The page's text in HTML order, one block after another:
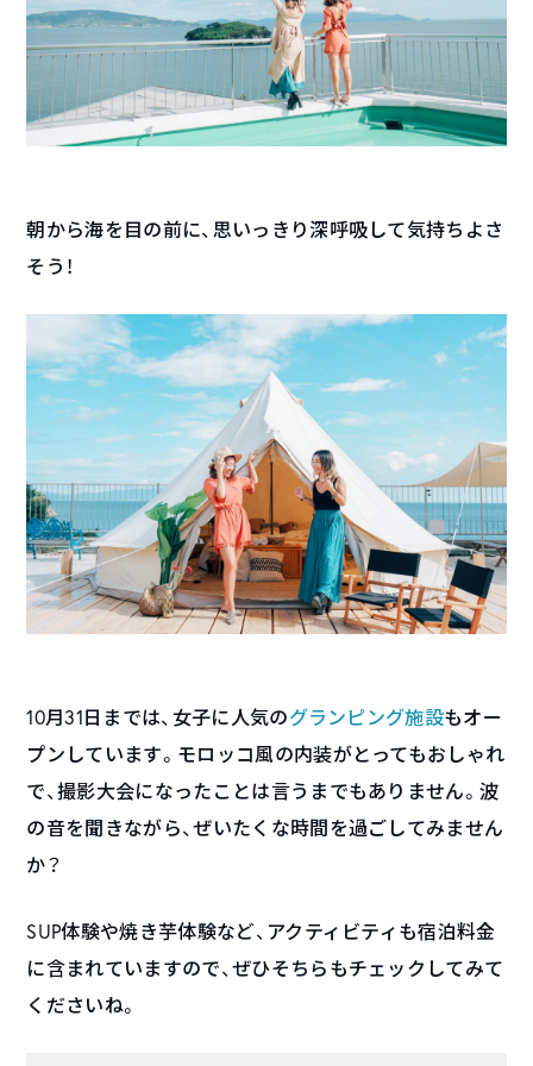
朝から海を目の前に、思いっきり深呼吸して気持ちよさ
そう！
10月31日までは、女子に人気のグランピング施設もオー
プンしています。モロッコ風の内装がとってもおしゃれ
で、撮影大会になったことは言うまでもありません。波
の音を聞きながら、ぜいたくな時間を過ごしてみません
か？
SUP体験や焼き芋体験など、アクティビティも宿泊料金
に含まれていますので、ぜひそちらもチェックしてみて
くださいね。